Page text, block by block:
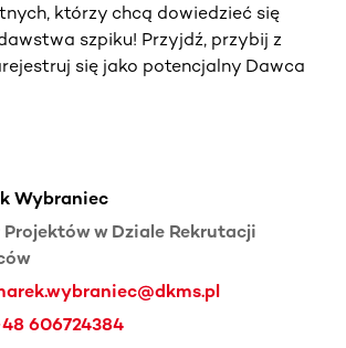
którzy chcą dowiedzieć się
szpiku! Przyjdź, przybij z
się jako potencjalny Dawca
Wybraniec
Projektów w Dziale Rekrutacji
606724384